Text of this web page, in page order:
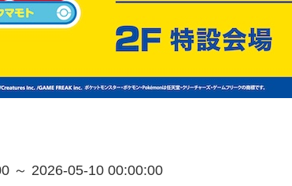
～ 2026-05-10 00:00:00